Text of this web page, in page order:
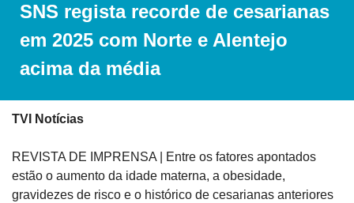
SNS regista recorde de cesarianas
em 2025 com Norte e Alentejo
acima da média
TVI Notícias
REVISTA DE IMPRENSA | Entre os fatores apontados
estão o aumento da idade materna, a obesidade,
gravidezes de risco e o histórico de cesarianas anteriores